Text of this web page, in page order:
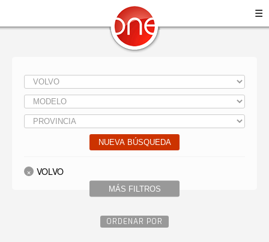
☰
NUEVA BÚSQUEDA
MÁS FILTROS
VOLVO
ORDENAR POR